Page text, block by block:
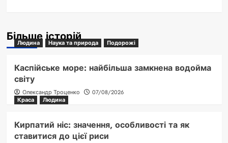
Більше історій
Людина Наука та природа Подорожі
Каспійське море: найбільша замкнена водойма
світу
Олександр Троценко
07/08/2026
Краса
Людина
Кирпатий ніс: значення, особливості та як
ставитися до цієї риси